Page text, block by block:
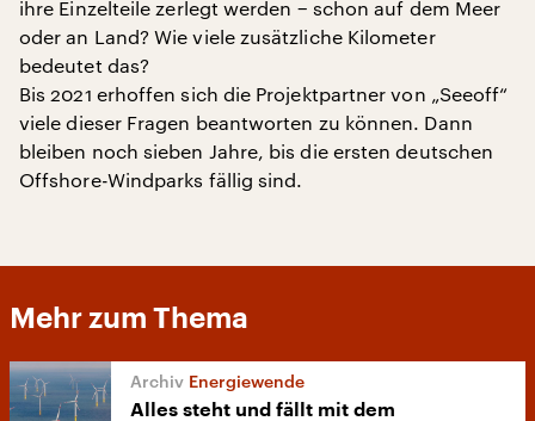
ihre Einzelteile zerlegt werden − schon auf dem Meer
oder an Land? Wie viele zusätzliche Kilometer
bedeutet das?
Bis 2021 erhoffen sich die Projektpartner von „Seeoff“
viele dieser Fragen beantworten zu können. Dann
bleiben noch sieben Jahre, bis die ersten deutschen
Offshore-Windparks fällig sind.
Mehr zum Thema
Energiewende
Alles steht und fällt mit dem